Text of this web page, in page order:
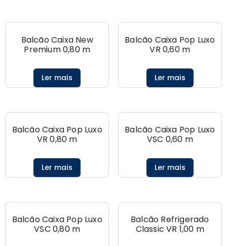
Balcão Caixa New
Premium 0,80 m
Ler mais
Balcão Caixa Pop Luxo
VR 0,60 m
Ler mais
Balcão Caixa Pop Luxo
VR 0,80 m
Ler mais
Balcão Caixa Pop Luxo
VSC 0,60 m
Ler mais
Balcão Caixa Pop Luxo
VSC 0,80 m
Balcão Refrigerado
Classic VR 1,00 m